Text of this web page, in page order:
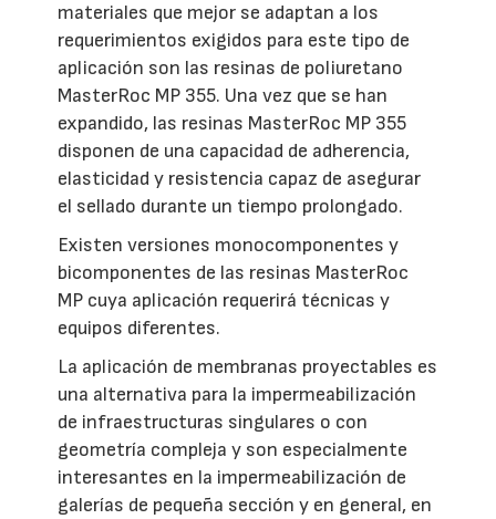
materiales que mejor se adaptan a los
requerimientos exigidos para este tipo de
aplicación son las resinas de poliuretano
MasterRoc MP 355. Una vez que se han
expandido, las resinas MasterRoc MP 355
disponen de una capacidad de adherencia,
elasticidad y resistencia capaz de asegurar
el sellado durante un tiempo prolongado.
Existen versiones monocomponentes y
bicomponentes de las resinas MasterRoc
MP cuya aplicación requerirá técnicas y
equipos diferentes.
La aplicación de membranas proyectables es
una alternativa para la impermeabilización
de infraestructuras singulares o con
geometría compleja y son especialmente
interesantes en la impermeabilización de
galerías de pequeña sección y en general, en